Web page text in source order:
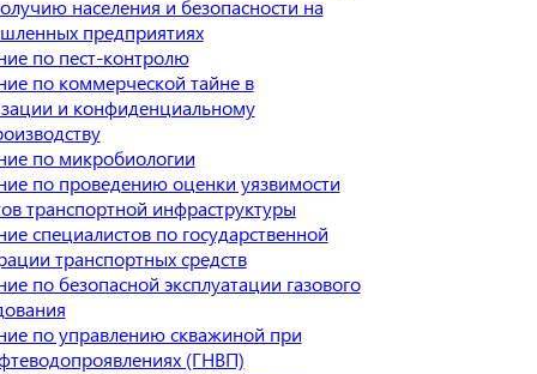
населения и безопасности на
предприятиях
по пест-контролю
по коммерческой тайне в
и конфиденциальному
по микробиологии
по проведению оценки уязвимости
транспортной инфраструктуры
специалистов по государственной
транспортных средств
по безопасной эксплуатации газового
по управлению скважиной при
(ГНВП)